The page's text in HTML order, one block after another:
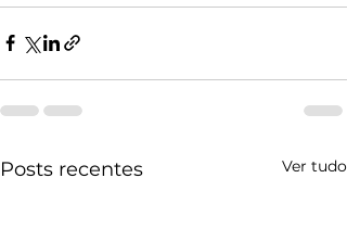
Posts recentes Ver tudo